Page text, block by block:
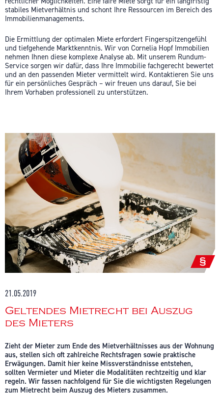
stabiles Mietverhältnis und schont Ihre Ressourcen im Bereich des
Immobilienmanagements.
Die Ermittlung der optimalen Miete erfordert Fingerspitzengefühl
und tiefgehende Marktkenntnis. Wir von Cornelia Hopf Immobilien
nehmen Ihnen diese komplexe Analyse ab. Mit unserem Rundum-
Service sorgen wir dafür, dass Ihre Immobilie fachgerecht bewertet
und an den passenden Mieter vermittelt wird. Kontaktieren Sie uns
für ein persönliches Gespräch – wir freuen uns darauf, Sie bei
Ihrem Vorhaben professionell zu unterstützen.
21.05.2019
Geltendes Mietrecht bei Auszug
des Mieters
Zieht der Mieter zum Ende des Mietverhältnisses aus der Wohnung
aus, stellen sich oft zahlreiche Rechtsfragen sowie praktische
Erwägungen. Damit hier keine Missverständnisse entstehen,
sollten Vermieter und Mieter die Modalitäten rechtzeitig und klar
regeln. Wir fassen nachfolgend für Sie die wichtigsten Regelungen
zum Mietrecht beim Auszug des Mieters zusammen.